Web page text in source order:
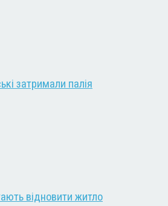
затримали палія
відновити житло